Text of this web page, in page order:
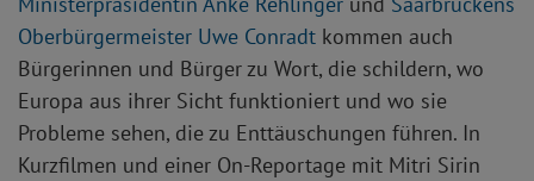
Oberbürgermeister Uwe Conradt kommen auch
Bürgerinnen und Bürger zu Wort, die schildern, wo
Europa aus ihrer Sicht funktioniert und wo sie
Probleme sehen, die zu Enttäuschungen führen. In
Kurzfilmen und einer On-Reportage mit Mitri Sirin